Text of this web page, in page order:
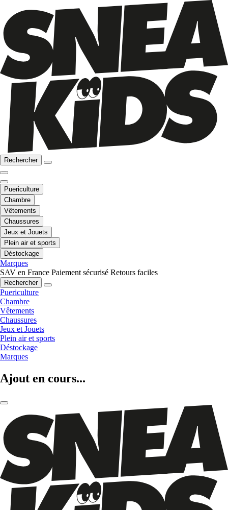
Rechercher
Puericulture
Chambre
Vêtements
Chaussures
Jeux et Jouets
Plein air et sports
Déstockage
Marques
SAV en France Paiement sécurisé Retours faciles
Rechercher
Puericulture
Chambre
Vêtements
Chaussures
Jeux et Jouets
Plein air et sports
Déstockage
Marques
Ajout en cours...